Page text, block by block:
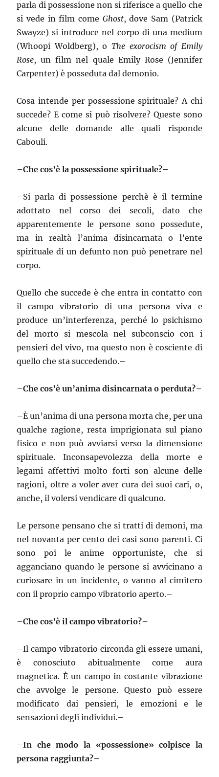
parla di possessione non si riferisce a quello che
si vede in film come Ghost, dove Sam (Patrick
Swayze) si introduce nel corpo di una medium
(Whoopi Woldberg), o The exorocism of Emily
Rose, un film nel quale Emily Rose (Jennifer
Carpenter) è posseduta dal demonio.
Cosa intende per possessione spirituale? A chi
succede? E come si può risolvere? Queste sono
alcune delle domande alle quali risponde
Cabouli.
–Che cos’è la possessione spirituale?–
–Si parla di possessione perchè è il termine
adottato nel corso dei secoli, dato che
apparentemente le persone sono possedute,
ma in realtà l’anima disincarnata o l’ente
spirituale di un defunto non può penetrare nel
corpo.
Quello che succede è che entra in contatto con
il campo vibratorio di una persona viva e
produce un’interferenza, perché lo psichismo
del morto si mescola nel subconscio con i
pensieri del vivo, ma questo non è cosciente di
quello che sta succedendo.–
–Che cos’è un’anima disincarnata o perduta?–
–È un’anima di una persona morta che, per una
qualche ragione, resta imprigionata sul piano
fisico e non può avviarsi verso la dimensione
spirituale. Inconsapevolezza della morte e
legami affettivi molto forti son alcune delle
ragioni, oltre a voler aver cura dei suoi cari, o,
anche, il volersi vendicare di qualcuno.
Le persone pensano che si tratti di demoni, ma
nel novanta per cento dei casi sono parenti. Ci
sono poi le anime opportuniste, che si
agganciano quando le persone si avvicinano a
curiosare in un incidente, o vanno al cimitero
con il proprio campo vibratorio aperto.–
–Che cos’è il campo vibratorio?–
–Il campo vibratorio circonda gli essere umani,
è conosciuto abitualmente come aura
magnetica. È un campo in costante vibrazione
che avvolge le persone. Questo può essere
modificato dai pensieri, le emozioni e le
sensazioni degli individui.–
–In che modo la «possessione» colpisce la
persona raggiunta?–